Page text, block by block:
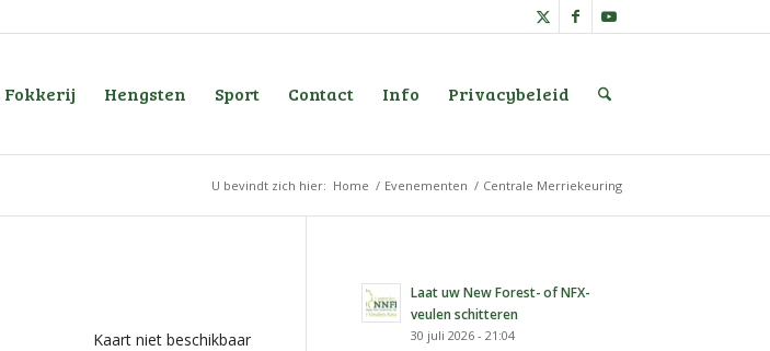
Fokkerij Hengsten Sport Contact Info Privacybeleid
U bevindt zich hier: Home / Evenementen / Centrale Merriekeuring
Kaart niet beschikbaar
Laat uw New Forest- of NFX-
veulen schitteren
30 juli 2026 - 21:04